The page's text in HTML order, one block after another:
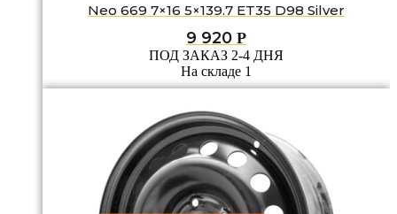
Neo 669 7×16 5×139.7 ET35 D98 Silver
9 920 Р
ПОД ЗАКАЗ 2-4 ДНЯ
На складе 1